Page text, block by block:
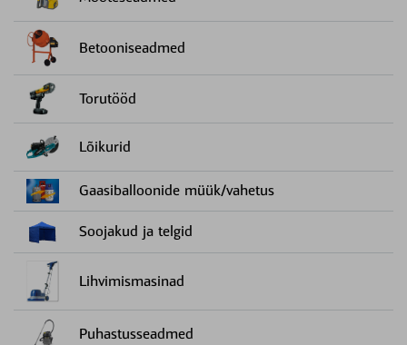
Betooniseadmed
Torutööd
Lõikurid
Gaasiballoonide müük/vahetus
Soojakud ja telgid
Lihvimismasinad
Puhastusseadmed